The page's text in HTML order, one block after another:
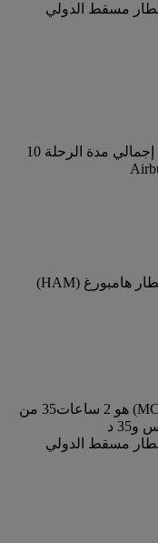
من مطار مسقط الدولي
رقم الرحلة 867 يتم التشغيل من قبل EK, إجمالي مدة الرحلة 10
وقت الانتظار في مطار مسقط الدولي (MCT) هو 2 ساعات35 من
من مطار مسقط الدولي